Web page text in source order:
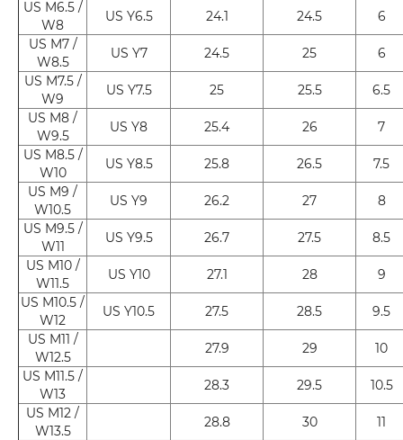
US M6.5 /
W8
US Y6.5 24.1 24.5
6
US M7 /
W8.5
US Y7 24.5 25
6
US M7.5 /
W9
US Y7.5 25 25.5
6.5
US M8 /
W9.5
US Y8 25.4 26
7
US M8.5 /
W10
US Y8.5 25.8 26.5
7.5
US M9 /
W10.5
US Y9 26.2 27
8
US M9.5 /
W11
US Y9.5 26.7 27.5
8.5
US M10 /
W11.5
US Y10 27.1 28
9
US M10.5 /
W12
US Y10.5 27.5 28.5
9.5
US M11 /
W12.5
27.9 29
10
US M11.5 /
W13
28.3 29.5
10.5
US M12 /
W13.5
28.8 30
11